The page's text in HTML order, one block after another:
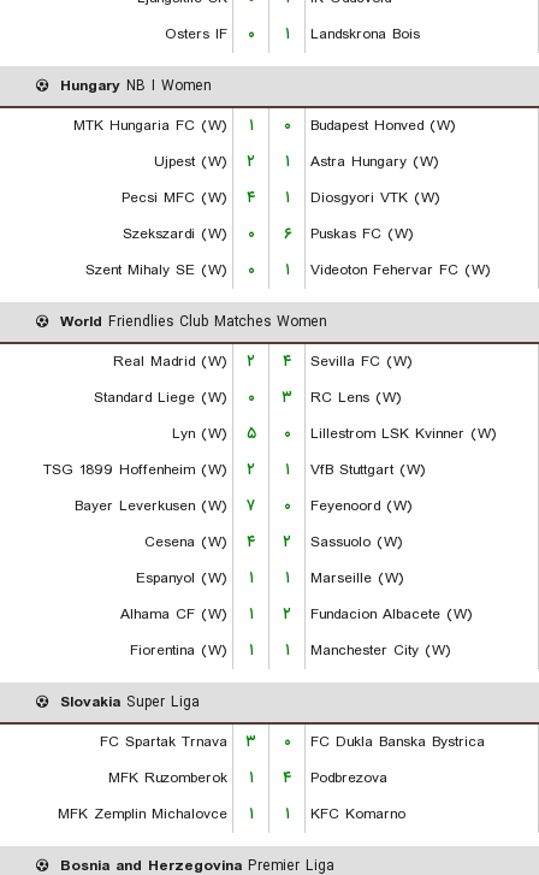
Osters IF
۰ ۱ Landskrona Bois
Hungary NB I Women
MTK Hungaria FC (W)
۱ ۰
Budapest Honved (W)
Ujpest (W)
۲ ۱
Astra Hungary (W)
Pecsi MFC (W)
۴ ۱
Diosgyori VTK (W)
Szekszardi (W)
۰ ۶
Puskas FC (W)
Szent Mihaly SE (W)
۰ ۱ Videoton Fehervar FC (W)
World Friendlies Club Matches Women
Real Madrid (W)
۲ ۴
Sevilla FC (W)
Standard Liege (W)
۰ ۳
RC Lens (W)
Lyn (W)
۵ ۰
Lillestrom LSK Kvinner (W)
TSG 1899 Hoffenheim (W)
۲ ۱
VfB Stuttgart (W)
Bayer Leverkusen (W)
۷ ۰
Feyenoord (W)
Cesena (W)
۴ ۲
Sassuolo (W)
Espanyol (W)
۱ ۱
Marseille (W)
Alhama CF (W)
۱ ۲
Fundacion Albacete (W)
Fiorentina (W)
۱ ۱ Manchester City (W)
Slovakia Super Liga
FC Spartak Trnava
۳ ۰
FC Dukla Banska Bystrica
MFK Ruzomberok
۱ ۴
Podbrezova
MFK Zemplin Michalovce
۱ ۱ KFC Komarno
Bosnia and Herzegovina Premier Liga